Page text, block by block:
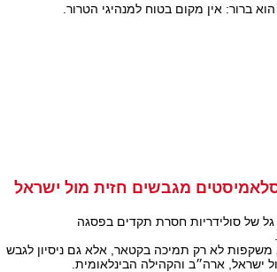
ברור: אין מקום בטוח למנהיגי הטרור.
מגבשים חזית מול ישראל
של סולידריות חסרת תקדים בפסגה
לא רק תמיכה בקטאר, אלא גם ניסיון לגבש
ישראל, ארה״ב והקהילה הבינלאומית.